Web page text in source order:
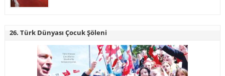
26. Türk Dünyası Çocuk Şöleni